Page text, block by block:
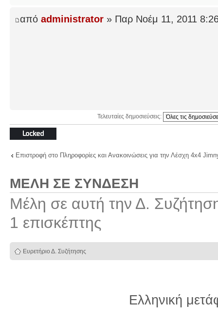
από administrator » Παρ Νοέμ 11, 2011
Τελευταίες δημοσιεύσεις:
Το θέμα
κλειδώθηκε
Επιστροφή στο Πληροφορίες και Ανακοινώσεις για την Λέσχη 4x4
ΜΈΛΗ ΣΕ ΣΎΝΔΕΣΗ
Μέλη σε αυτή την Δ.
1 επισκέπτης
Ευρετήριο Δ. Συζήτησης
Ελληνική